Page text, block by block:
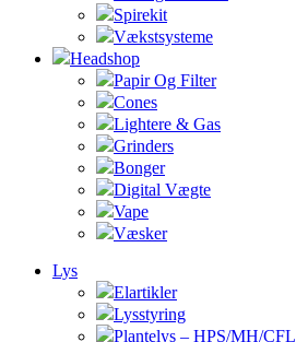
Spirekit
Vækstsysteme
Headshop
Papir Og Filter
Cones
Lightere & Gas
Grinders
Bonger
Digital Vægte
Vape
Væsker
Lys
Elartikler
Lysstyring
Plantelys – HPS/MH/CFL